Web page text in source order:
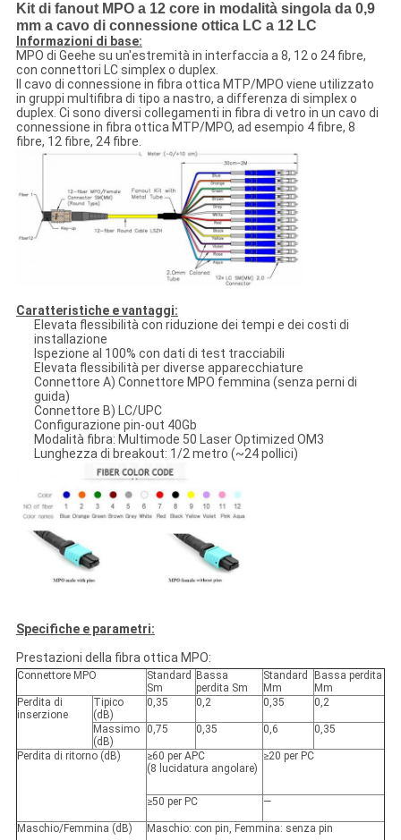
Kit di fanout MPO a 12 core in modalità singola da 0,9
mm a cavo di connessione ottica LC a 12 LC
Informazioni di base:
MPO di Geehe su un'estremità in interfaccia a 8, 12 o 24 fibre,
con connettori LC simplex o duplex.
Il cavo di connessione in fibra ottica MTP/MPO viene utilizzato
in gruppi multifibra di tipo a nastro, a differenza di simplex o
duplex. Ci sono diversi collegamenti in fibra di vetro in un cavo di
connessione in fibra ottica MTP/MPO, ad esempio 4 fibre, 8
fibre, 12 fibre, 24 fibre.
Caratteristiche e vantaggi:
Elevata flessibilità con riduzione dei tempi e dei costi di
installazione
Ispezione al 100% con dati di test tracciabili
Elevata flessibilità per diverse apparecchiature
Connettore A) Connettore MPO femmina (senza perni di
guida)
Connettore B) LC/UPC
Configurazione pin-out 40Gb
Modalità fibra: Multimode 50 Laser Optimized OM3
Lunghezza di breakout: 1/2 metro (~24 pollici)
Specifiche e parametri:
Prestazioni della fibra ottica MPO:
Connettore MPO
Standard
Sm
Bassa
perdita Sm
Standard
Mm
Bassa perdita
Mm
Perdita di
inserzione
Tipico
(dB)
0,35 0,2 0,35 0,2
Massimo
(dB)
0,75 0,35 0,6 0,35
Perdita di ritorno (dB)
≥60 per APC
(8 lucidatura angolare)
≥20 per PC
≥50 per PC —
Maschio/Femmina (dB) Maschio: con pin, Femmina: senza pin